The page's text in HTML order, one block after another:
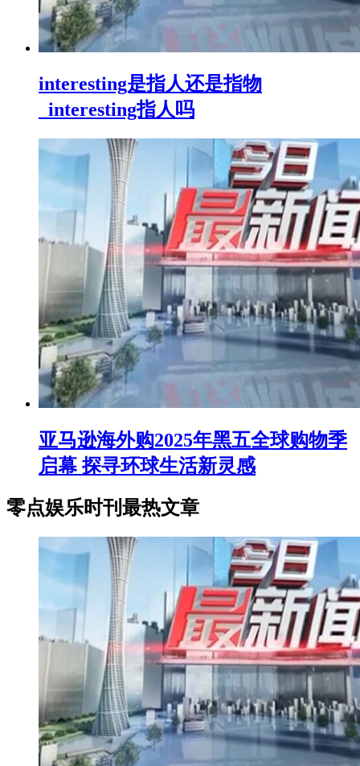
interesting是指人还是指物
_interesting指人吗
亚马逊海外购2025年黑五全球购物季
启幕 探寻环球生活新灵感
零点娱乐时刊最热文章